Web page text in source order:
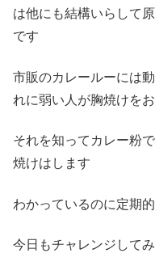
は他にも結構いらして
です
市販のカレールーには
れに弱い人が胸焼けを
それを知ってカレー粉
焼けはします
わかっているのに定期
今日もチャレンジして